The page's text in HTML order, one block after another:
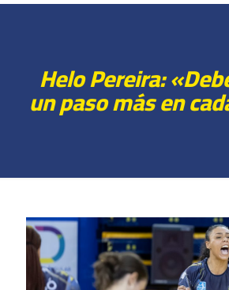
Helo Pereira:
un paso más en